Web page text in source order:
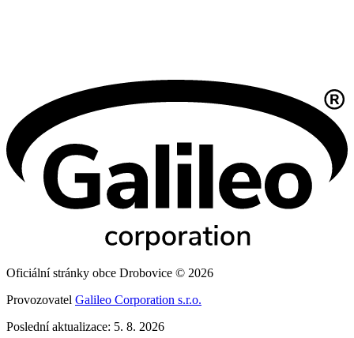
Oficiální stránky obce Drobovice © 2026
Provozovatel Galileo Corporation s.r.o.
Poslední aktualizace: 5. 8. 2026